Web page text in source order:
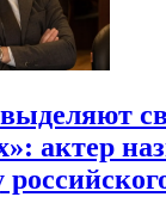
актер